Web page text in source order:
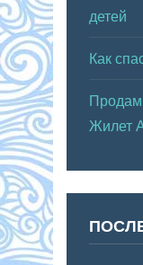
детей
Как
Жилет